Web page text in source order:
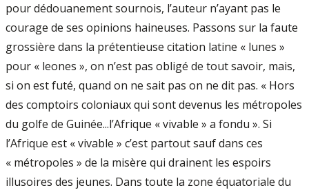
pour dédouanement sournois, l’auteur n’ayant pas le
courage de ses opinions haineuses. Passons sur la faute
grossière dans la prétentieuse citation latine « lunes »
pour « leones », on n’est pas obligé de tout savoir, mais,
si on est futé, quand on ne sait pas on ne dit pas. « Hors
des comptoirs coloniaux qui sont devenus les métropoles
du golfe de Guinée...l’Afrique « vivable » a fondu ». Si
l’Afrique est « vivable » c’est partout sauf dans ces
« métropoles » de la misère qui drainent les espoirs
illusoires des jeunes. Dans toute la zone équatoriale du